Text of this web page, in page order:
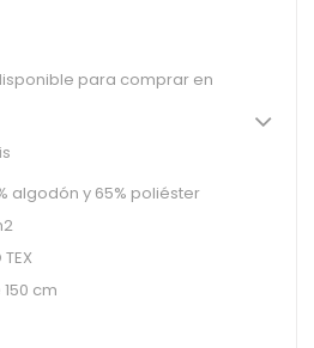
disponible para comprar en
algodón y 65% poliéster
cm